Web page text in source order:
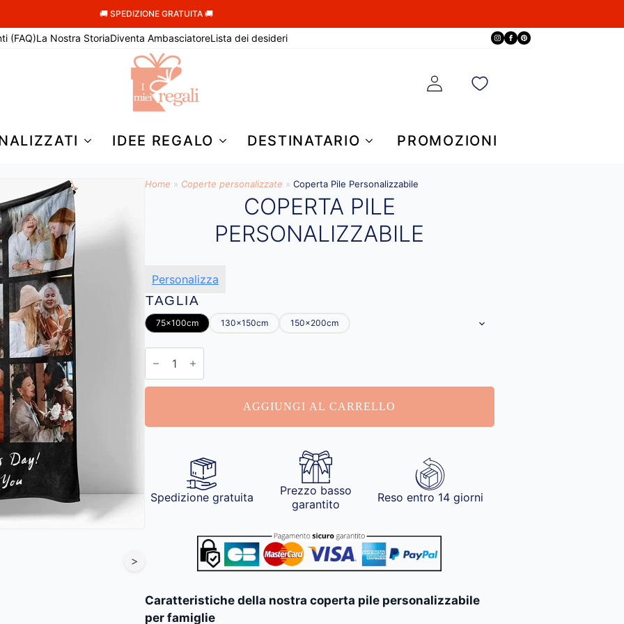
🚚 SPEDIZIONE GRATUITA 🚚
(FAQ)La Nostra StoriaDiventa AmbasciatoreLista dei desideri
IDEE REGALO DESTINATARIO PROMOZIONI
>
Home » Coperte personalizzate » Coperta Pile Personalizzabile
COPERTA PILE
PERSONALIZZABILE
Personalizza
TAGLIA
75x100cm 130x150cm 150x200cm
Coperta
Pile
quantità
AGGIUNGI AL CARRELLO
Spedizione gratuita
Prezzo basso
garantito
Reso entro 14 giorni
Caratteristiche della nostra coperta pile personalizzabile
per famiglie